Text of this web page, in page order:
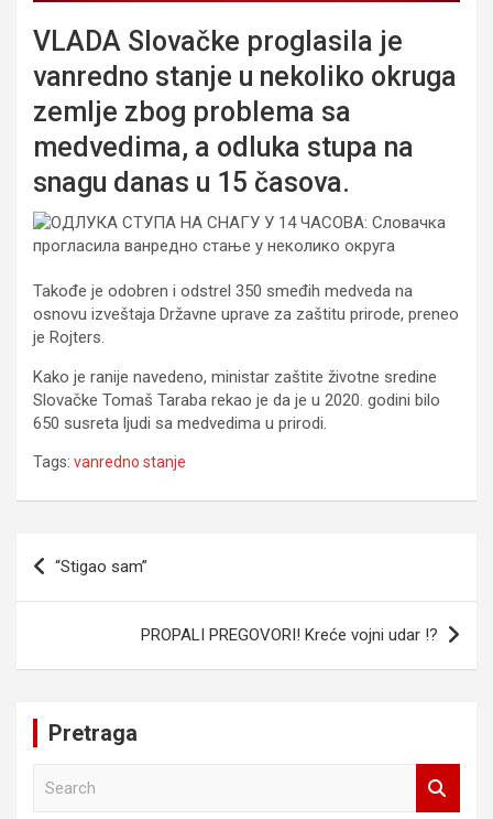
VLADA Slovačke proglasila je
vanredno stanje u nekoliko okruga
zemlje zbog problema sa
medvedima, a odluka stupa na
snagu danas u 15 časova.
Takođe je odobren i odstrel 350 smeđih medveda na
osnovu izveštaja Državne uprave za zaštitu prirode, preneo
je Rojters.
Kako je ranije navedeno, ministar zaštite životne sredine
Slovačke Tomaš Taraba rekao je da je u 2020. godini bilo
650 susreta ljudi sa medvedima u prirodi.
Tags: vanredno stanje
Navigacija
članaka
“Stigao sam”
PROPALI PREGOVORI! Kreće vojni udar !?
Pretraga